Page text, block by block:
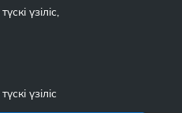
үзіліс,
үзіліс